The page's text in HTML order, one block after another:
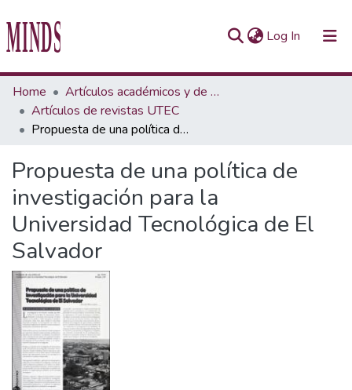
Log In (current)
Communities & Collections
All of Repository UTEC
Home
Artículos académicos y de opinión
Artículos de revistas UTEC
Propuesta de una política de investigación para la Universidad Tecnológica de El Salvador
Propuesta de una política de
investigación para la
Universidad Tecnológica de El
Salvador